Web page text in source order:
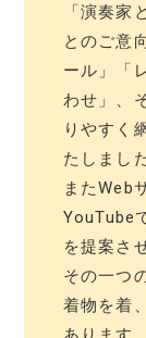
「演奏家
とのご意
ール」「
わせ」、
りやすく
たしまし
またWeb
YouTube
を提案さ
その一つ
着物を着